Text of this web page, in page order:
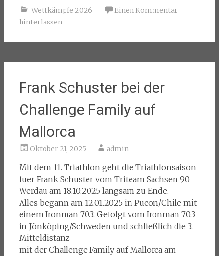
Wettkämpfe 2026
Einen Kommentar
hinterlassen
Frank Schuster bei der
Challenge Family auf
Mallorca
Oktober 21, 2025 admin
Mit dem 11. Triathlon geht die Triathlonsaison
fuer Frank Schuster vom Triteam Sachsen 90
Werdau am 18.10.2025 langsam zu Ende.
Alles begann am 12.01.2025 in Pucon/Chile mit
einem Ironman 70.3. Gefolgt vom Ironman 70.3
in Jönköping/Schweden und schließlich die 3.
Mitteldistanz
mit der Challenge Family auf Mallorca am